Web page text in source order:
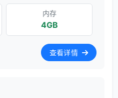
内存
4GB
查看详情